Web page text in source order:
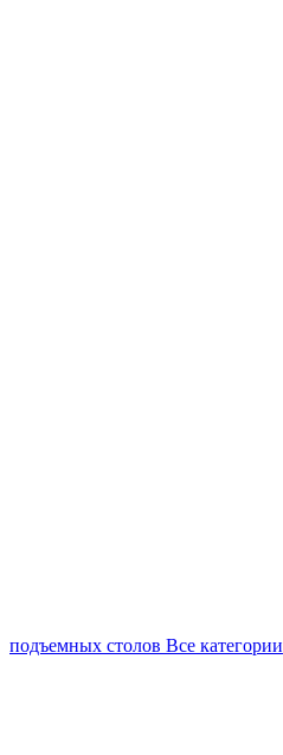
подъемных столов Все категории